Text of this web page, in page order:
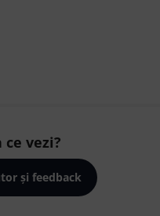
vezi?
și feedback